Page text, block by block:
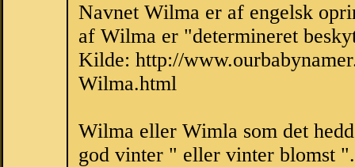
Navnet Wilma er af engelsk
af Wilma er "determineret
Kilde: http://
Wilma.html
Wilma eller Wimla som det
god vinter " eller vinter blomst ".